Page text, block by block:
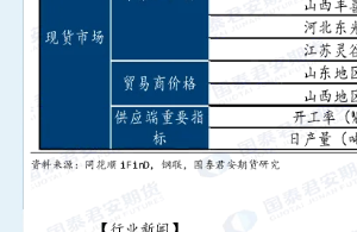
，未经书面许可，任何机构和个人不得以任何
范围内使用，并注明出处为“国泰君安期货研究
改。若本公司以外的其他个人或机构（以下简
过此途径获得本报告的投资者应自行联系该个
成本公司向该个人或机构之客户提供的投资建
报告所载内容引起的任何损失承担任何责任。
合法授权被许可使用的商标、服务标记及标记